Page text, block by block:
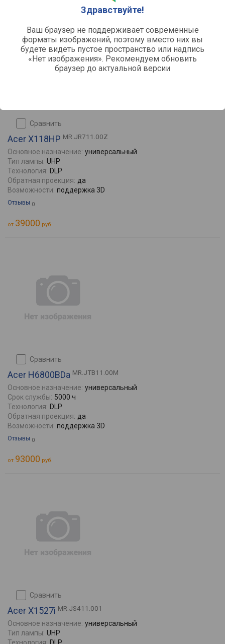
Здравствуйте!
Ваш браузер не поддерживает современные
форматы изображений, поэтому вместо них вы
будете видеть пустое пространство или надпись
«Нет изображения». Рекомендуем обновить
браузер до актуальной версии
сравнить
Acer X118HP MR.JR711.00Z
Основное назначение: универсальный
Тип лампы: UHP
Технология: DLP
Обратная проекция: да
Возможности: поддержка 3D
Отзывы 0
от 39000 руб.
сравнить
Acer H6800BDa MR.JTB11.00M
Основное назначение: универсальный
Срок службы: 5000 ч
Технология: DLP
Обратная проекция: да
Возможности: поддержка 3D
Отзывы 0
от 93000 руб.
сравнить
Acer X1527i MR.JS411.001
Основное назначение: универсальный
Тип лампы: UHP